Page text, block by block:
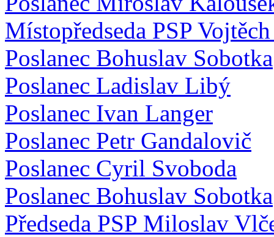
Místopředseda PSP
Poslanec Bohuslav Sobotka
Poslanec Ladislav Libý
Poslanec Ivan Langer
Poslanec Petr Gandalovič
Poslanec Cyril Svoboda
Poslanec Bohuslav Sobotka
Předseda PSP Miloslav